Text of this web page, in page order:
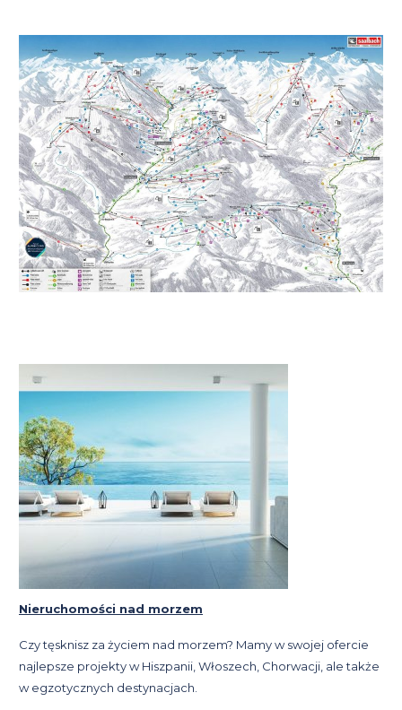
Nieruchomości nad morzem
Czy tęsknisz za życiem nad morzem? Mamy w swojej ofercie
najlepsze projekty w Hiszpanii, Włoszech, Chorwacji, ale także
w egzotycznych destynacjach.